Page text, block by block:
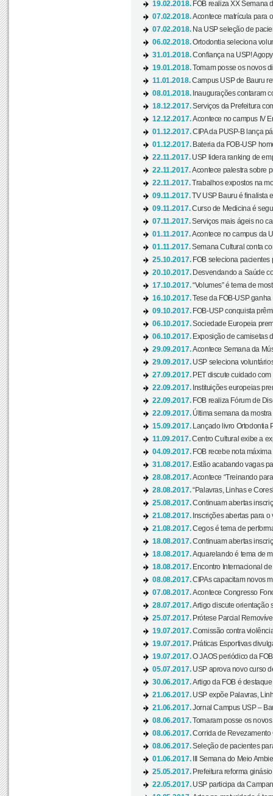
19.02.2018. FOB realiza XX Semana
07.02.2018.Acontece matrícula para
07.02.2018. Na USP seleção de
06.02.2018.Ortodontia seleciona
31.01.2018.Confiança na USP!
19.01.2018.Tomam posse os novos
11.01.2018.Campus USP de Bauru
08.01.2018. Inaugurações contaram
18.12.2017.Serviços da Prefeitura
12.12.2017.Acontece no campus IV
01.12.2017.CIPA da PUSP-B lança
01.12.2017. Bateria da FOB-USP
22.11.2017. USP lidera ranking de
22.11.2017.Acontece palestra sobre
22.11.2017.Trabalhos expostos na
09.11.2017.TV USP Bauru é finalista
09.11.2017.Curso de Medicina é
07.11.2017.Serviços mais ágeis no
01.11.2017.Acontece no campus da
01.11.2017.Semana Cultural conta
25.10.2017. FOB seleciona pacientes
20.10.2017. Desvendando a Saúde
17.10.2017.“Volumes” é tema de
16.10.2017.Tese da FOB-USP
09.10.2017. FOB-USP conquista
06.10.2017.Sociedade Europeia
06.10.2017. Exposição de camisetas
29.09.2017.Acontece Semana da
29.09.2017. USP seleciona
27.09.2017. PET discute cuidado
22.09.2017. Instituições europeias
22.09.2017. FOB realiza Fórum de
22.09.2017. Última semana da mostra
15.09.2017.
Lançado livro Ortodontia
11.09.2017.Centro Cultural exibe a
04.09.2017. FOB recebe nota
31.08.2017. Estão acabando vagas
28.08.2017.Acontece “Treinando
28.08.2017.“Palavras, Linhas e
25.08.2017.Continuam abertas
21.08.2017. Inscrições abertas para
21.08.2017.Cegos é tema de
18.08.2017.Continuam abertas
18.08.2017.Aquarelando é tema de
18.08.2017. Encontro Internacional
08.08.2017.CIPAs capacitam novos
07.08.2017.Acontece Congresso
28.07.2017.Artigo discute orientação
25.07.2017. Prótese Parcial
19.07.2017.Comissão contra
19.07.2017. Práticas Esportivas
19.07.2017.O JAOS periódico da
05.07.2017. USP aprova novo curso
30.06.2017.Artigo da FOB é
21.06.2017. USP expõe Palavras,
21.06.2017.Jornal Campus USP –
08.06.2017.Tomaram posse os
08.06.2017.Corrida de Revezamento
08.06.2017.Seleção de pacientes
01.06.2017.
III Semana do Meio
25.05.2017. Prefeitura reforma
22.05.2017. USP participa da